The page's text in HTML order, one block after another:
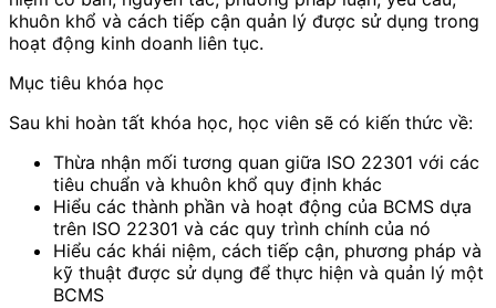
khuôn khổ và cách tiếp cận quản lý được sử dụng trong
hoạt động kinh doanh liên tục.
Mục tiêu khóa học
Sau khi hoàn tất khóa học, học viên sẽ có kiến thức về:
Thừa nhận mối tương quan giữa ISO 22301 với các
tiêu chuẩn và khuôn khổ quy định khác
Hiểu các thành phần và hoạt động của BCMS dựa
trên ISO 22301 và các quy trình chính của nó
Hiểu các khái niệm, cách tiếp cận, phương pháp và
kỹ thuật được sử dụng để thực hiện và quản lý một
BCMS